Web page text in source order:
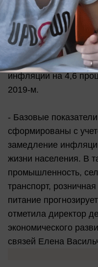
промышленности,
транспортной и
Отмечается в
на 4,2 процента, при
инфляции на 4,6
2019-м.
- Базовые
сформированы с
замедление
жизни населения. В
промышленность,
транспорт,
питание
отметила директор
экономического
связей Елена